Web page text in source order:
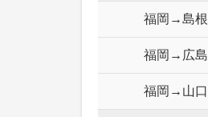
福岡→島根
福岡→広島
福岡→山口